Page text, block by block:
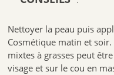
Nettoyer la peau puis
Cosmétique matin et
mixtes à grasses peut
visage et sur le cou en